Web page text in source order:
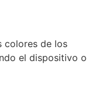
colores de los
el dispositivo o